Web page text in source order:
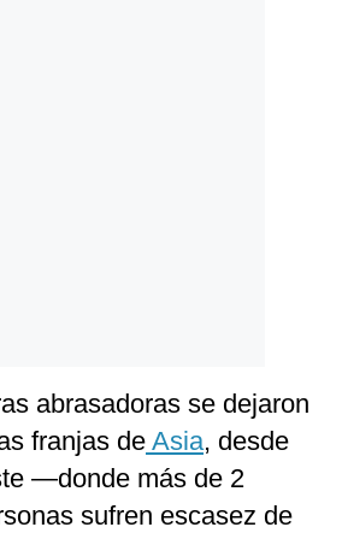
abrasadoras se dejaron
franjas de Asia, desde
—donde más de 2
sufren escasez de